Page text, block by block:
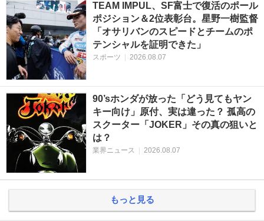
TEAM IMPUL、SF富士で復活のポール
ポジション＆2位表彰台。星野一樹監督
「オサリバンのスピードとチームのポ
テンシャルを証明できた」
スポーツ 2026.08.07
90’sホンダが放った「どう見てもヤン
キー向け」原付、実は違った？ 孤高の
スクーター「JOKER」その真の狙いと
は？
業界ニュース 2026.08.07
もっと見る